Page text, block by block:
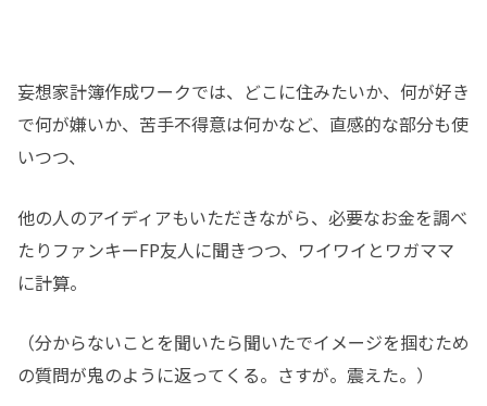
妄想家計簿作成ワークでは、どこに住みたいか、何が好き
で何が嫌いか、苦手不得意は何かなど、直感的な部分も使
いつつ、
他の人のアイディアもいただきながら、必要なお金を調べ
たりファンキーFP友人に聞きつつ、ワイワイとワガママ
に計算。
（分からないことを聞いたら聞いたでイメージを掴むため
の質問が鬼のように返ってくる。さすが。震えた。）